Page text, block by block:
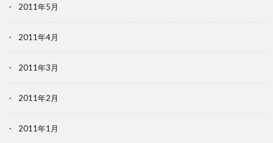
2011年5月
2011年4月
2011年3月
2011年2月
2011年1月